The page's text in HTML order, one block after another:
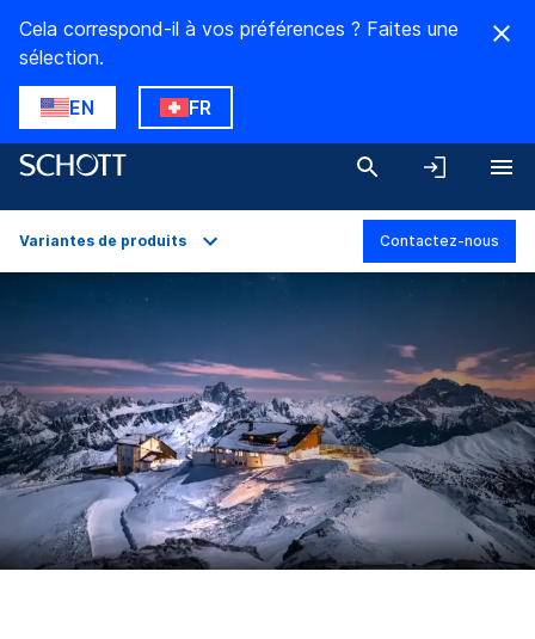
Cela correspond-il à vos préférences ? Faites une
sélection.
EN FR
Caractéristiques techniques
Variantes de produits
Téléchargements
Variantes de produits Contactez-nous